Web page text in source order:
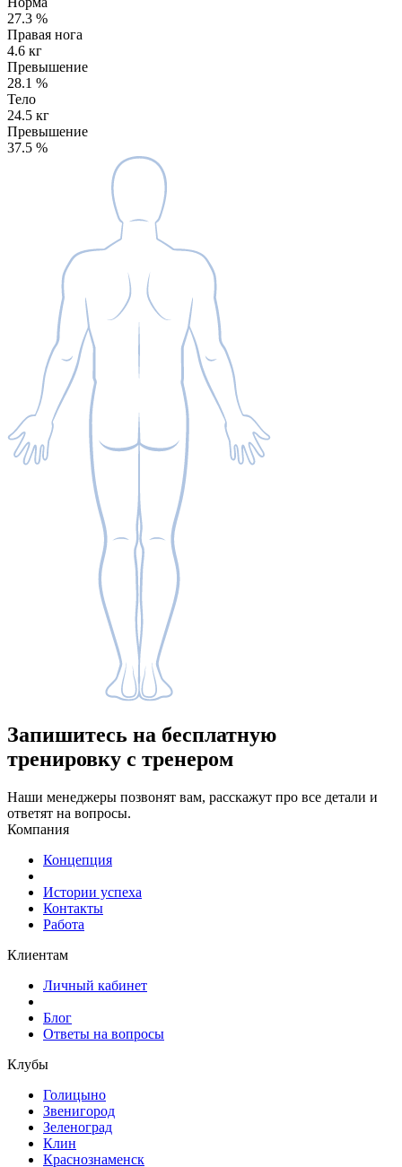
27.3 %
Правая нога
4.6 кг
Превышение
28.1 %
Тело
24.5 кг
Превышение
37.5 %
Запишитесь на бесплатную
тренировку с тренером
Наши менеджеры позвонят вам, расскажут про все детали и
ответят на вопросы.
Компания
Концепция
Истории успеха
Контакты
Работа
Клиентам
Личный кабинет
Блог
Ответы на вопросы
Клубы
Голицыно
Звенигород
Зеленоград
Клин
Краснознаменск